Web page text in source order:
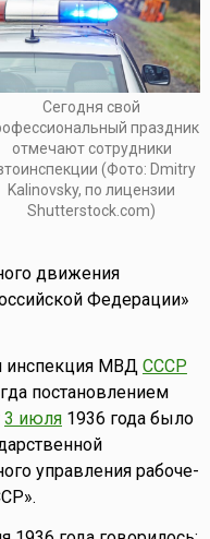
Сегодня свой
праздник
отмечают сотрудники
(Фото: Dmitry
Kalinovsky, по лицензии
Shutterstock.com)
движения
Федерации»
инспекция МВД СССР
постановлением
3 июля1936 года было
управления рабоче-